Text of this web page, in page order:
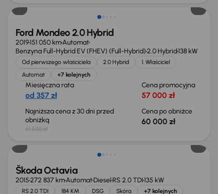
Ford Mondeo 2.0 Hybrid
2019151 050 kmAutomat
Benzyna Full-Hybrid EV (FHEV) (Full-Hybrid)2.0 Hybrid138 kW
Od pierwszego właściciela 2.0 Hybrid
1. Właściciel
Automat
+7 kolejnych
Miesięczna rata
od 357 zł
Cena promocyjna
57 000 zł
Najniższa cena z 30 dni przed
obniżką
61 500 zł
Cena po obniżce
60 000 zł
Škoda Octavia
2015272 837 kmAutomatDiesel RS 2.0 TDI135 kW
RS 2.0 TDI 184 KM DSG Skóra +7 kolejnych